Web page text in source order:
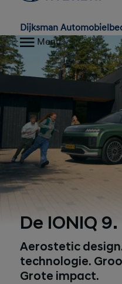
Dijksman
Menu
De IONIQ 9.
Aerostetic
technologie.
Grote impact.